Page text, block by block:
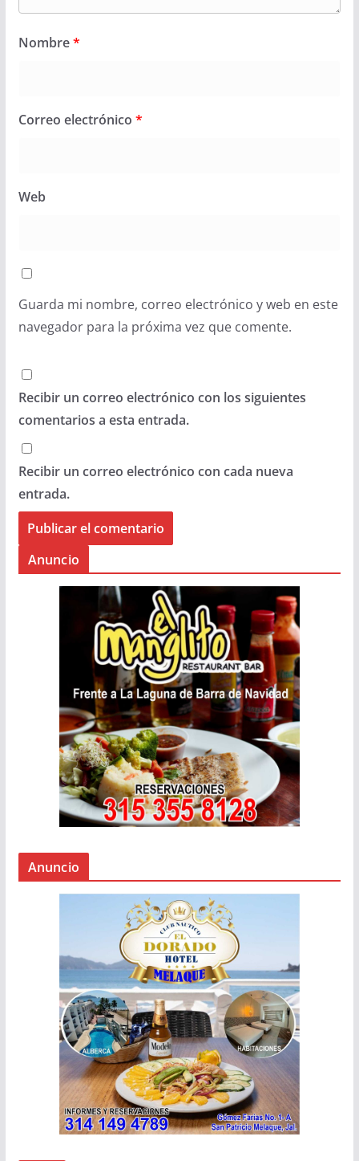
Nombre*
Correo electrónico *
Web
Guarda mi nombre, correo electrónico y web en este
navegador para la próxima vez que comente.
Recibir un correo electrónico con los siguientes
comentarios a esta entrada.
Recibir un correo electrónico con cada nueva
entrada.
Anuncio
Anuncio